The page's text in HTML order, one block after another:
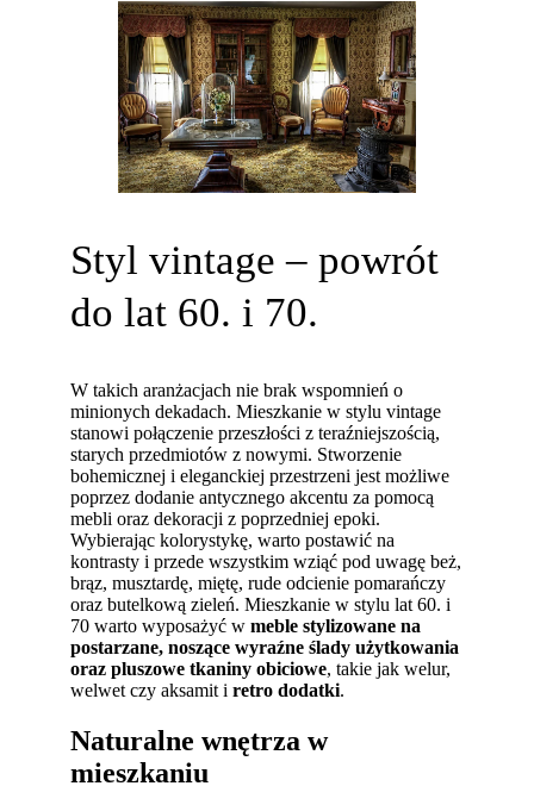
Styl vintage – powrót
do lat 60. i 70.
W takich aranżacjach nie brak wspomnień o
minionych dekadach. Mieszkanie w stylu vintage
stanowi połączenie przeszłości z teraźniejszością,
starych przedmiotów z nowymi. Stworzenie
bohemicznej i eleganckiej przestrzeni jest możliwe
poprzez dodanie antycznego akcentu za pomocą
mebli oraz dekoracji z poprzedniej epoki.
Wybierając kolorystykę, warto postawić na
kontrasty i przede wszystkim wziąć pod uwagę beż,
brąz, musztardę, miętę, rude odcienie pomarańczy
oraz butelkową zieleń. Mieszkanie w stylu lat 60. i
70 warto wyposażyć wmeble stylizowane na
postarzane, noszące wyraźne ślady użytkowania
oraz pluszowe tkaniny obiciowe, takie jak welur,
welwet czy aksamit i retro dodatki.
Naturalne wnętrza w
mieszkaniu